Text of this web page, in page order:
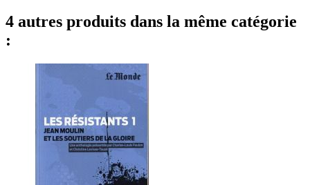
4 autres produits dans la même catégorie
: